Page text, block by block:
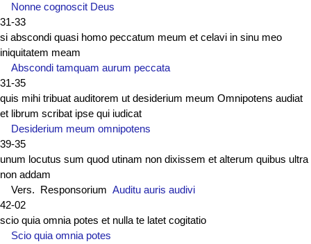
Nonne cognoscit Deus
31-33
si abscondi quasi homo peccatum meum et celavi in sinu meo
iniquitatem meam
Abscondi tamquam aurum peccata
31-35
quis mihi tribuat auditorem ut desiderium meum Omnipotens audiat
et librum scribat ipse qui iudicat
Desiderium meum omnipotens
39-35
unum locutus sum quod utinam non dixissem et alterum quibus ultra
non addam
Vers. Responsorium Auditu auris audivi
42-02
scio quia omnia potes et nulla te latet cogitatio
Scio quia omnia potes